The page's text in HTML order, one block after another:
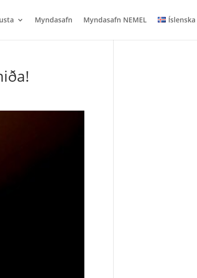
Myndasafn Myndasafn NEMEL Íslenska